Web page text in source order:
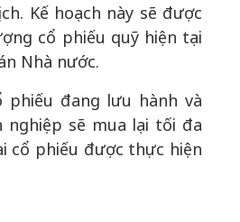
Kế hoạch này sẽ được
cổ phiếu quỹ hiện tại
Nhà nước.
phiếu đang lưu hành và
nghiệp sẽ mua lại tối đa
cổ phiếu được thực hiện